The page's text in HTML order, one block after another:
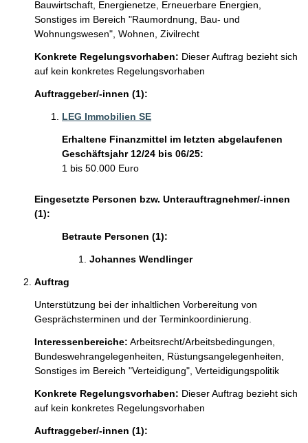
Bauwirtschaft, Energienetze, Erneuerbare Energien,
Sonstiges im Bereich "Raumordnung, Bau- und
Wohnungswesen", Wohnen, Zivilrecht
Konkrete Regelungsvorhaben: Dieser Auftrag bezieht sich
auf kein konkretes Regelungsvorhaben
Auftraggeber/-innen (1):
LEG Immobilien SE
Erhaltene Finanzmittel im letzten abgelaufenen
Geschäftsjahr 12/24 bis 06/25:
1 bis 50.000 Euro
Eingesetzte Personen bzw. Unterauftragnehmer/-innen
(1):
Betraute Personen (1):
Johannes Wendlinger
Auftrag
Unterstützung bei der inhaltlichen Vorbereitung von
Gesprächsterminen und der Terminkoordinierung.
Interessenbereiche: Arbeitsrecht/Arbeitsbedingungen,
Bundeswehrangelegenheiten, Rüstungsangelegenheiten,
Sonstiges im Bereich "Verteidigung", Verteidigungspolitik
Konkrete Regelungsvorhaben: Dieser Auftrag bezieht sich
auf kein konkretes Regelungsvorhaben
Auftraggeber/-innen (1):